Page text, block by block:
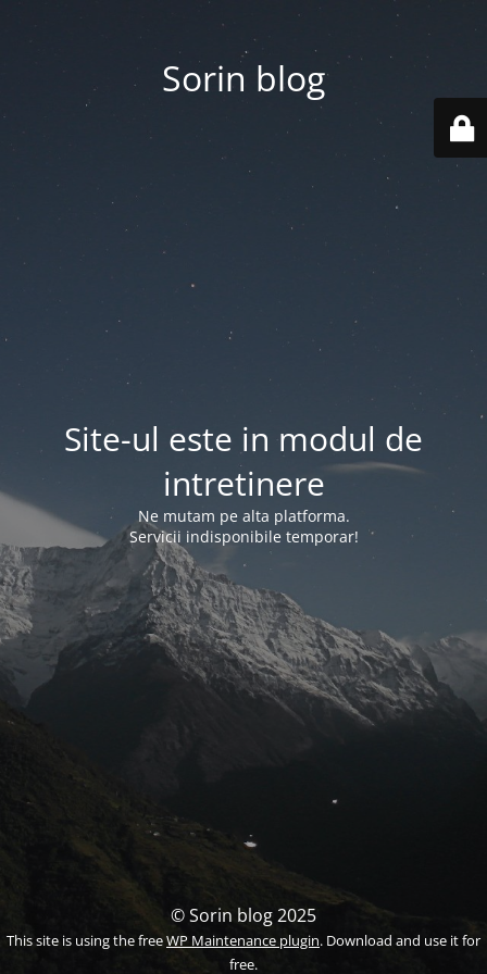
Sorin blog
Site-ul este in modul de
intretinere
Ne mutam pe alta platforma.
Servicii indisponibile temporar!
© Sorin blog 2025
This site is using the freeWP Maintenance plugin. Download and use it for
free.